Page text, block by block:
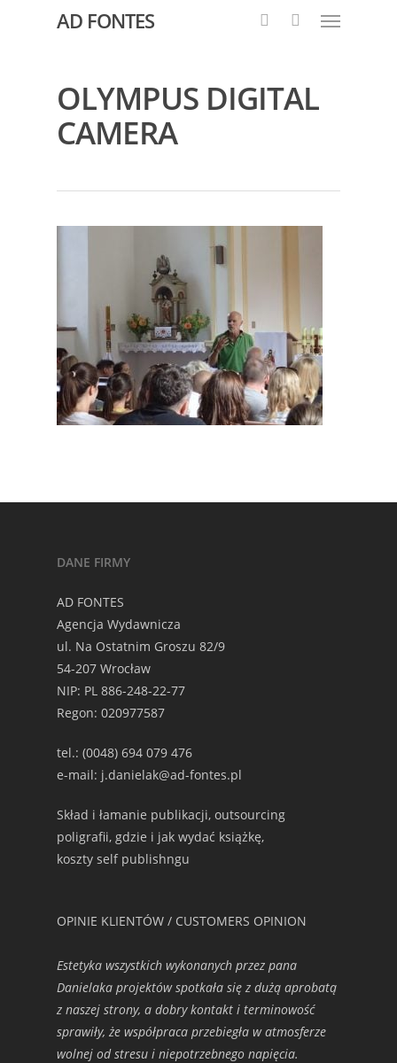
AD FONTES
OLYMPUS DIGITAL
CAMERA
DANE FIRMY
AD FONTES
Agencja Wydawnicza
ul. Na Ostatnim Groszu 82/9
54-207 Wrocław
NIP: PL 886-248-22-77
Regon: 020977587
tel.: (0048) 694 079 476
e-mail: j.danielak@ad-fontes.pl
Skład i łamanie publikacji, outsourcing
poligrafii, gdzie i jak wydać książkę,
koszty self publishngu
OPINIE KLIENTÓW / CUSTOMERS OPINION
Estetyka wszystkich wykonanych przez pana
Danielaka projektów spotkała się z dużą aprobatą
z naszej strony, a dobry kontakt i terminowość
sprawiły, że współpraca przebiegła w atmosferze
wolnej od stresu i niepotrzebnego napięcia.